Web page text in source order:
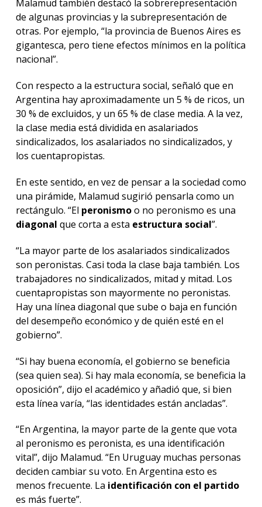
Malamud también destacó la sobrerepresentación
de algunas provincias y la subrepresentación de
otras. Por ejemplo, “la provincia de Buenos Aires es
gigantesca, pero tiene efectos mínimos en la política
nacional”.
Con respecto a la estructura social, señaló que en
Argentina hay aproximadamente un 5 % de ricos, un
30 % de excluidos, y un 65 % de clase media. A la vez,
la clase media está dividida en asalariados
sindicalizados, los asalariados no sindicalizados, y
los cuentapropistas.
En este sentido, en vez de pensar a la sociedad como
una pirámide, Malamud sugirió pensarla como un
rectángulo. “El peronismoo no peronismo es una
diagonal que corta a esta estructura social”.
“La mayor parte de los asalariados sindicalizados
son peronistas. Casi toda la clase baja también. Los
trabajadores no sindicalizados, mitad y mitad. Los
cuentapropistas son mayormente no peronistas.
Hay una línea diagonal que sube o baja en función
del desempeño económico y de quién esté en el
gobierno”.
“Si hay buena economía, el gobierno se beneficia
(sea quien sea). Si hay mala economía, se beneficia la
oposición”, dijo el académico y añadió que, si bien
esta línea varía, “las identidades están ancladas”.
“En Argentina, la mayor parte de la gente que vota
al peronismo es peronista, es una identificación
vital”, dijo Malamud. “En Uruguay muchas personas
deciden cambiar su voto. En Argentina esto es
menos frecuente. La identificación con el partido
es más fuerte”.